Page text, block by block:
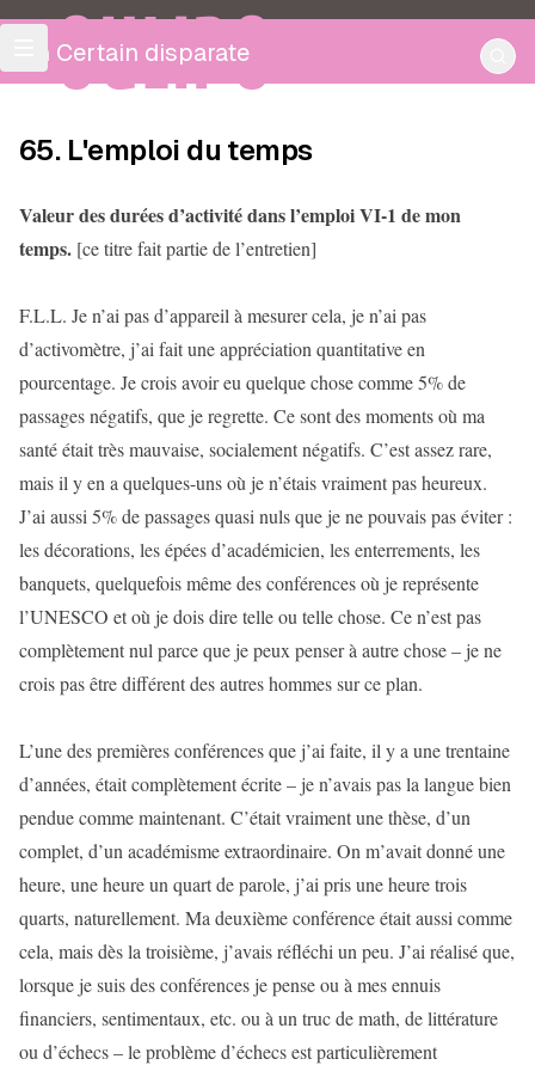
OULIPO
Un Certain disparate
65. L'emploi du temps
Valeur des durées d’activité dans l’emploi VI-1 de mon
temps. [ce titre fait partie de l’entretien]
F.L.L. Je n’ai pas d’appareil à mesurer cela, je n’ai pas
d’activomètre, j’ai fait une appréciation quantitative en
pourcentage. Je crois avoir eu quelque chose comme 5% de
passages négatifs, que je regrette. Ce sont des moments où ma
santé était très mauvaise, socialement négatifs. C’est assez rare,
mais il y en a quelques-uns où je n’étais vraiment pas heureux.
J’ai aussi 5% de passages quasi nuls que je ne pouvais pas éviter :
les décorations, les épées d’académicien, les enterrements, les
banquets, quelquefois même des conférences où je représente
l’UNESCO et où je dois dire telle ou telle chose. Ce n’est pas
complètement nul parce que je peux penser à autre chose – je ne
crois pas être différent des autres hommes sur ce plan.
L’une des premières conférences que j’ai faite, il y a une trentaine
d’années, était complètement écrite – je n’avais pas la langue bien
pendue comme maintenant. C’était vraiment une thèse, d’un
complet, d’un académisme extraordinaire. On m’avait donné une
heure, une heure un quart de parole, j’ai pris une heure trois
quarts, naturellement. Ma deuxième conférence était aussi comme
cela, mais dès la troisième, j’avais réfléchi un peu. J’ai réalisé que,
lorsque je suis des conférences je pense ou à mes ennuis
financiers, sentimentaux, etc. ou à un truc de math, de littérature
ou d’échecs – le problème d’échecs est particulièrement